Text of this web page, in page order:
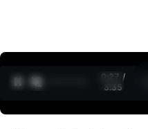
0:28 /
3:35